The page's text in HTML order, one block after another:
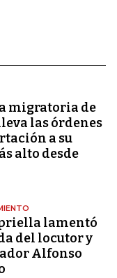
migratoria de
las órdenes
a su
alto desde
lamentó
del locutor y
Alfonso